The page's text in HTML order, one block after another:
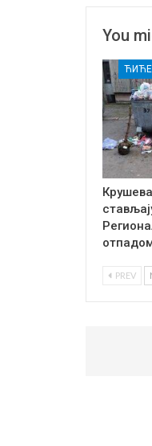
You
PREV